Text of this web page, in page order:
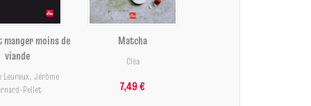
manger moins de
viande
Leureux, Jérôme
Pellet
Matcha
Clea
7,49 €